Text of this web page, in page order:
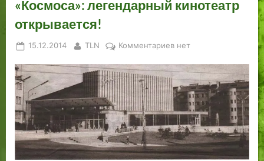
«Космоса»: легендарный кинотеатр
открывается!
Posted
15.12.2014 By
TLN Комментариевк
Новая
орбита
таллиннского
«Космоса»:
легендарный
кинотеатр
открывается!
нет